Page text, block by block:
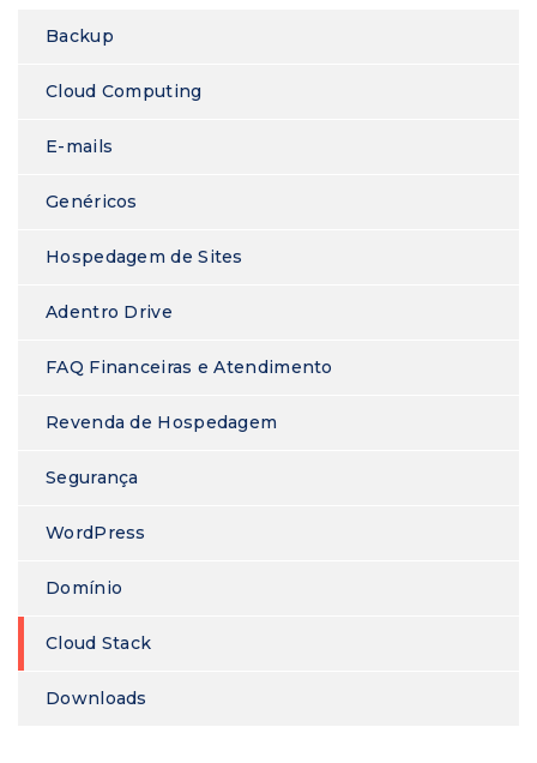
Backup
Cloud Computing
E-mails
Genéricos
Hospedagem de Sites
Adentro Drive
FAQ Financeiras e Atendimento
Revenda de Hospedagem
Segurança
WordPress
Domínio
Cloud Stack
Downloads